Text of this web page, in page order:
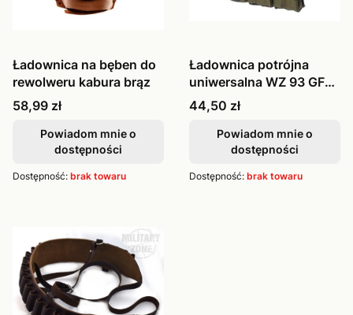
Ładownica na bęben do
rewolweru kabura brąz
Cena
58,99 zł
Powiadom mnie o
dostępności
Dostępność: brak towaru
Ładownica potrójna
uniwersalna WZ 93 GFT-
19-019529
Cena
44,50 zł
Powiadom mnie o
dostępności
Dostępność: brak towaru